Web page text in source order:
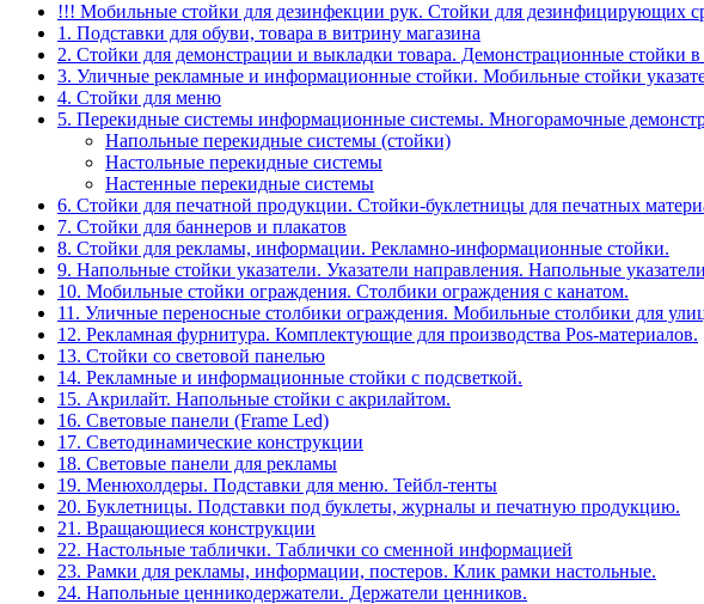
!!! Мобильные стойки для дезинфекции рук. Стойки для дезинфицирующих
1. Подставки для обуви, товара в витрину магазина
2. Стойки для демонстрации и выкладки товара. Демонстрационные стойки в
3. Уличные рекламные и информационные стойки. Мобильные стойки
4. Стойки для меню
5. Перекидные системы информационные системы. Многорамочные
Напольные перекидные системы (стойки)
Настольные перекидные системы
Настенные перекидные системы
6. Стойки для печатной продукции. Стойки-буклетницы для печатных
7. Стойки для баннеров и плакатов
8. Стойки для рекламы, информации. Рекламно-информационные стойки.
9. Напольные стойки указатели. Указатели направления. Напольные
10. Мобильные стойки ограждения. Столбики ограждения с канатом.
11. Уличные переносные столбики ограждения. Мобильные столбики для
12. Рекламная фурнитура. Комплектующие для производства Pos-материалов.
13. Стойки со световой панелью
14. Рекламные и информационные стойки с подсветкой.
15. Акрилайт. Напольные стойки с акрилайтом.
16. Световые панели (Frame Led)
17. Светодинамические конструкции
18. Световые панели для рекламы
19. Менюхолдеры. Подставки для меню. Тейбл-тенты
20. Буклетницы. Подставки под буклеты, журналы и печатную продукцию.
21. Вращающиеся конструкции
22. Настольные таблички. Таблички со сменной информацией
23. Рамки для рекламы, информации, постеров. Клик рамки настольные.
24. Напольные ценникодержатели. Держатели ценников.